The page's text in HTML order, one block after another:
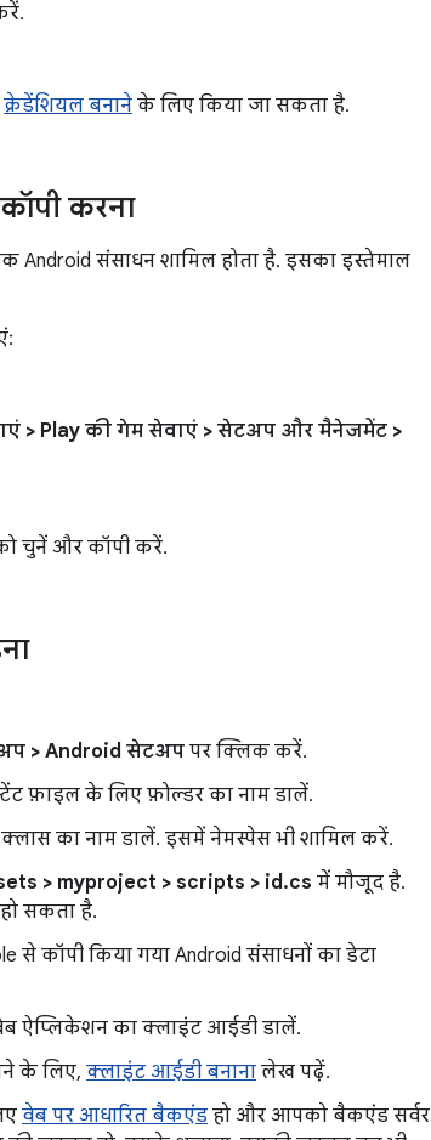
क्रेडेंशियल बनाने के लिए किया जा सकता है.
करना
Android संसाधन शामिल होता है. इसका इस्तेमाल
> Play की गेम सेवाएं > सेटअप और मैनेजमेंट >
चुनें और कॉपी करें.
> Android सेटअपपर क्लिक करें.
फ़ाइल के लिए फ़ोल्डर का नाम डालें.
का नाम डालें. इसमें नेमस्पेस भी शामिल करें.
> myproject > scripts > id.cs में मौजूद है.
हो सकता है.
से कॉपी किया गया Android संसाधनों का डेटा
ऐप्लिकेशन का क्लाइंट आईडी डालें.
के लिए, क्लाइंट आईडी बनाना लेख पढ़ें.
वेब पर आधारित बैकएंड हो और आपको बैकएंड सर्वर